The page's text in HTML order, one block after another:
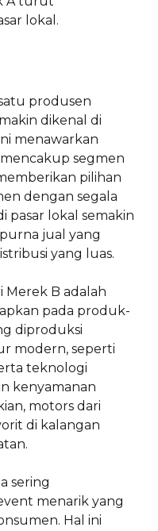
lokal.
produsen
dikenal di
menawarkan
segmen
pilihan
dengan segala
pasar lokal semakin
jual yang
yang luas.
B adalah
pada produk-
diproduksi
modern, seperti
teknologi
kenyamanan
motors dari
di kalangan
sering
menarik yang
Hal ini